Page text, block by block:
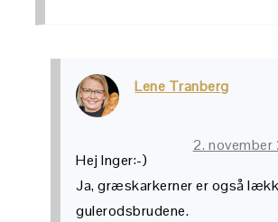
Lene Tranberg
2. november
Hej Inger:-)
Ja, græskarkerner er også
gulerodsbrudene.